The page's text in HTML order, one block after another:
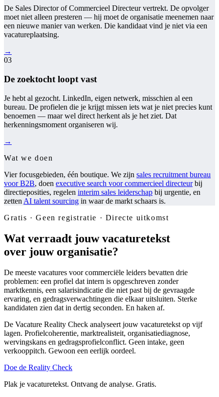
De Sales Director of Commercieel Directeur vertrekt. De opvolger
moet niet alleen presteren — hij moet de organisatie meenemen naar
een nieuwe manier van werken. Die kandidaat vind je niet via een
vacatureplaatsing.
→
03
De zoektocht loopt vast
Je hebt al gezocht. LinkedIn, eigen netwerk, misschien al een
bureau. De profielen die je krijgt missen iets wat je niet precies kunt
benoemen — maar wel direct herkent als je het ziet. Dat
herkenningsmoment organiseren wij.
→
Wat we doen
Vier focusgebieden, één boutique. We zijn sales recruitment bureau
voor B2B, doen executive search voor commercieel directeurbij
directieposities, regelen interim sales leiderschap bij urgentie, en
zetten AI talent sourcing in waar de markt schaars is.
Gratis · Geen registratie · Directe uitkomst
Wat verraadt jouw vacaturetekst
over jouw organisatie?
De meeste vacatures voor commerciële leiders bevatten drie
problemen: een profiel dat intern is opgeschreven zonder
marktkennis, een salarisindicatie die niet past bij de gevraagde
ervaring, en gedragsverwachtingen die elkaar uitsluiten. Sterke
kandidaten zien dat in dertig seconden. En haken af.
De Vacature Reality Check analyseert jouw vacaturetekst op vijf
lagen. Profielcoherentie, marktrealisteit, organisatiediagnose,
wervingskans en gedragsprofielconflict. Geen intake, geen
verkooppitch. Gewoon een eerlijk oordeel.
Doe de Reality Check
Plak je vacaturetekst. Ontvang de analyse. Gratis.